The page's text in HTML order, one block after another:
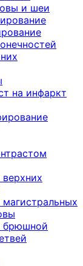
и шеи
на инфаркт
брюшной